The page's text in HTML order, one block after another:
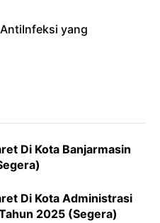
yang
Di Kota Banjarmasin
Di Kota Administrasi
2025 (Segera)